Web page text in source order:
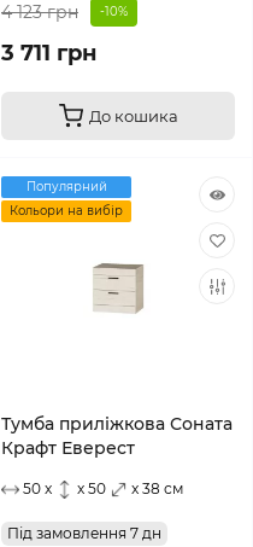
4 123 грн -10%
3 711 грн
До кошика
Популярний
Кольори на вибір
Тумба приліжкова Соната
Крафт Еверест
50 x x 50 x 38 см
Під замовлення 7 дн